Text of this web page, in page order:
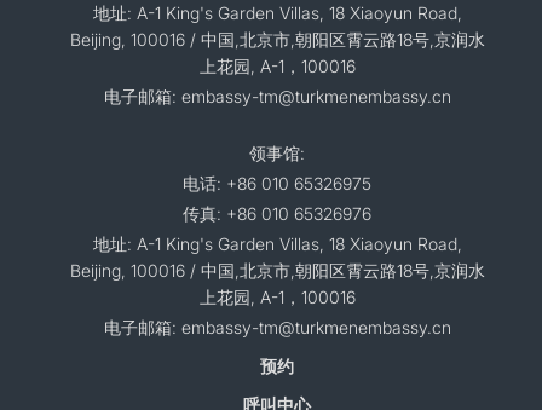
地址: A-1 King's Garden Villas, 18 Xiaoyun Road,
Beijing, 100016 / 中国,北京市,朝阳区霄云路18号,京润水
上花园, A-1，100016
电子邮箱: embassy-tm@turkmenembassy.cn
领事馆:
电话: +86 010 65326975
传真: +86 010 65326976
地址: A-1 King's Garden Villas, 18 Xiaoyun Road,
Beijing, 100016 / 中国,北京市,朝阳区霄云路18号,京润水
上花园, A-1，100016
电子邮箱: embassy-tm@turkmenembassy.cn
预约
呼叫中心